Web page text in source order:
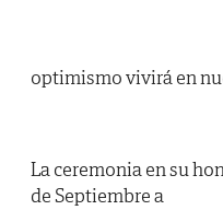
optimismo vivirá en
La ceremonia en su
de Septiembre a